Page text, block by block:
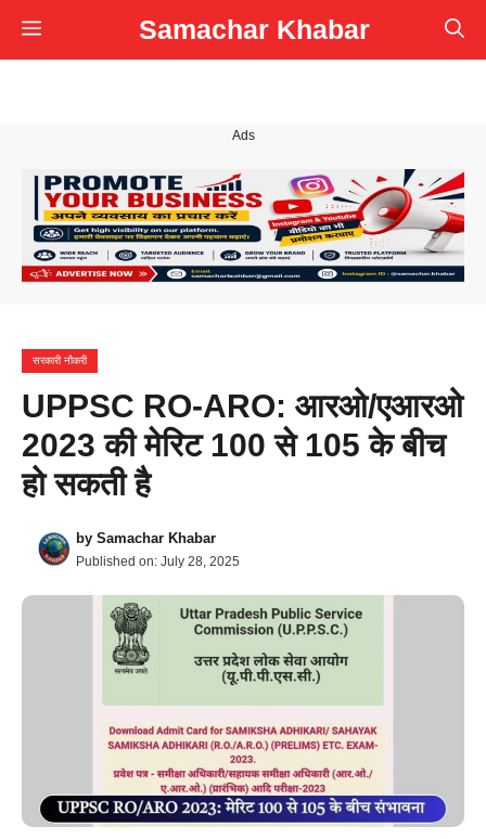
Skip
to
Samachar Khabar
Menu
Ads
सरकारी नौकरी
UPPSC RO-ARO: आरओ/एआरओ
2023 की मेरिट 100 से 105 के बीच
हो सकती है
by Samachar Khabar
Published on: July 28, 2025